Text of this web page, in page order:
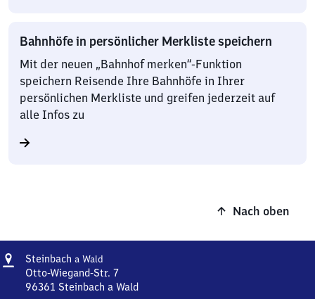
Bahnhöfe in persönlicher Merkliste speichern
Mit der neuen „Bahnhof merken“-Funktion
speichern Reisende Ihre Bahnhöfe in Ihrer
persönlichen Merkliste und greifen jederzeit auf
alle Infos zu
Nach oben
Adresse
Steinbach a Wald
am
Wald
Otto-Wiegand-Str. 7
96361 Steinbach a Wald